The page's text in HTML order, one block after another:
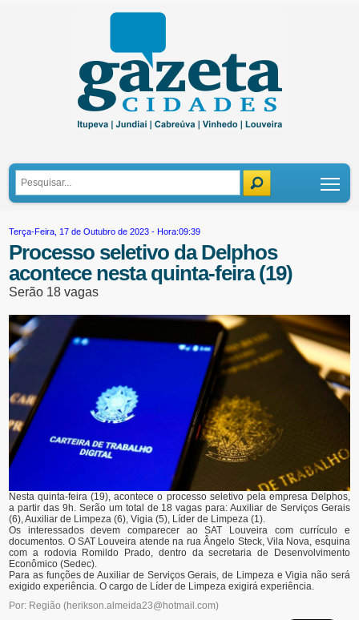
Terça-Feira, 17 de Outubro de 2023 - Hora:09:39
Processo seletivo da Delphos
acontece nesta quinta-feira (19)
Serão 18 vagas
Nesta quinta-feira (19), acontece o processo seletivo pela empresa Delphos,
a partir das 9h. Serão um total de 18 vagas para: Auxiliar de Serviços Gerais
(6), Auxiliar de Limpeza (6), Vigia (5), Líder de Limpeza (1).
Os interessados devem comparecer ao SAT Louveira com currículo e
documentos. O SAT Louveira atende na rua Ângelo Steck, Vila Nova, esquina
com a rodovia Romildo Prado, dentro da secretaria de Desenvolvimento
Econômico (Sedec).
Para as funções de Auxiliar de Serviços Gerais, de Limpeza e Vigia não será
exigido experiência. O cargo de Líder de Limpeza exigirá experiência.
Por: Região (herikson.almeida23@hotmail.com)